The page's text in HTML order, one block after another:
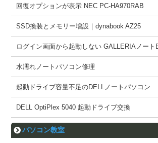
回復オプションが表示 NEC PC-HA970RAB
SSD換装とメモリー増設｜dynabook AZ25
ログイン画面から起動しない GALLERIAノート
水濡れノートパソコン修理
起動ドライブ容量不足のDELLノートパソコン
DELL OptiPlex 5040 起動ドライブ交換
パソコン教室